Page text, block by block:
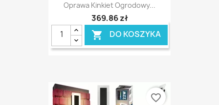
Oprawa Kinkiet Ogrodowy...
369,86 zł
 DO KOSZYKA
favorite_border